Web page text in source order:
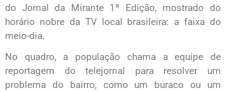
do Jornal da Mirante 1ª Edição, mostrado do
horário nobre da TV local brasileira: a faixa do
meio-dia.
No quadro, a população chama a equipe de
reportagem do telejornal para resolver um
problema do bairro, como um buraco ou um